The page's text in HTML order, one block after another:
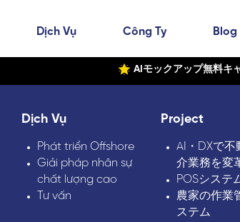
Dịch Vụ Công Ty Blog
AIモックアップ無料キ
Dịch Vụ
Phát triển Offshore
Giải pháp nhân sự
chất lượng cao
Tư vấn
Project
AI・DXで不
介業務を変
POSシステ
農家の作業
ステム